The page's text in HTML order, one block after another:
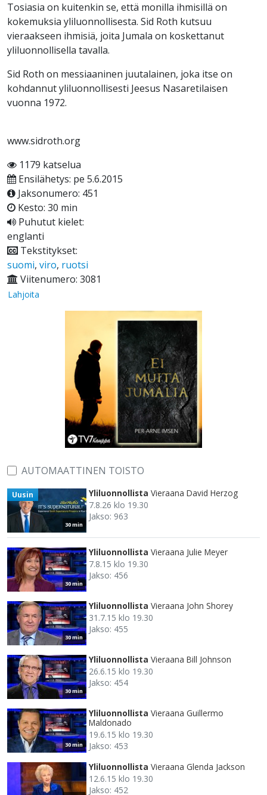
Tosiasia on kuitenkin se, että monilla ihmisillä on
kokemuksia yliluonnollisesta. Sid Roth kutsuu
vieraakseen ihmisiä, joita Jumala on koskettanut
yliluonnollisella tavalla.
Sid Roth on messiaaninen juutalainen, joka itse on
kohdannut yliluonnollisesti Jeesus Nasaretilaisen
vuonna 1972.
www.sidroth.org
1179 katselua
Ensilähetys: pe 5.6.2015
Jaksonumero: 451
Kesto: 30 min
Puhutut kielet:
englanti
Tekstitykset:
suomi, viro, ruotsi
Viitenumero: 3081
Lahjoita
AUTOMAATTINEN TOISTO
30 min
Uusin Yliluonnollista Vieraana David Herzog
7.8.26 klo 19.30
Jakso: 963
30 min
Yliluonnollista Vieraana Julie Meyer
7.8.15 klo 19.30
Jakso: 456
30 min
Yliluonnollista Vieraana John Shorey
31.7.15 klo 19.30
Jakso: 455
30 min
Yliluonnollista Vieraana Bill Johnson
26.6.15 klo 19.30
Jakso: 454
30 min
Yliluonnollista Vieraana Guillermo
Maldonado
19.6.15 klo 19.30
Jakso: 453
Yliluonnollista Vieraana Glenda Jackson
12.6.15 klo 19.30
Jakso: 452